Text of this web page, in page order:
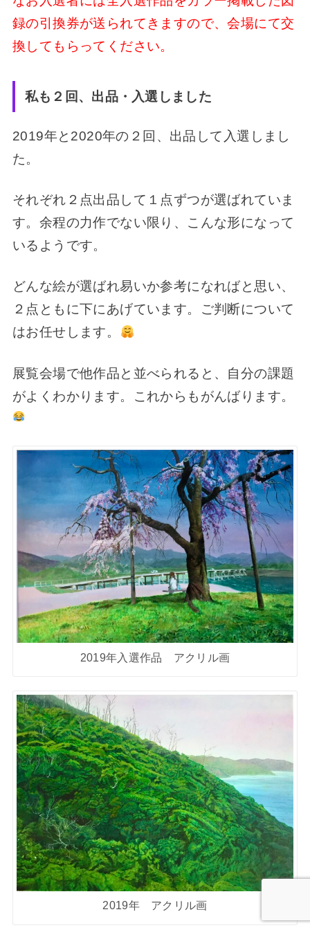
録の引換券が送られてきますので、会場にて交
換してもらってください。
私も２回、出品・入選しました
2019年と2020年の２回、出品して入選しまし
た。
それぞれ２点出品して１点ずつが選ばれていま
す。余程の力作でない限り、こんな形になって
いるようです。
どんな絵が選ばれ易いか参考になればと思い、
２点ともに下にあげています。ご判断について
はお任せします。
展覧会場で他作品と並べられると、自分の課題
がよくわかります。これからもがんばります。
2019年入選作品 アクリル画
2019年 アクリル画